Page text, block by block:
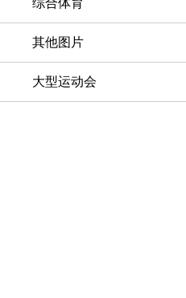
综合体育
其他图片
大型运动会